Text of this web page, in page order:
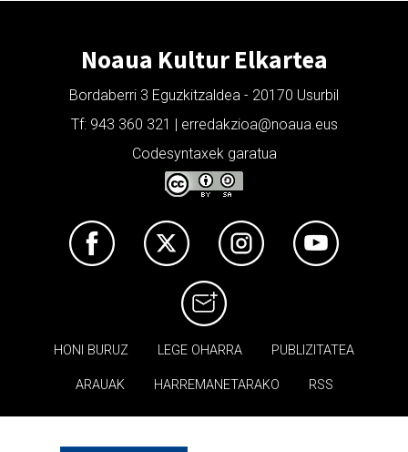
Noaua Kultur Elkartea
Bordaberri 3 Eguzkitzaldea - 20170 Usurbil
Tf: 943 360 321 | erredakzioa@noaua.eus
Codesyntaxek garatua
HONI BURUZ LEGE OHARRA PUBLIZITATEA
ARAUAK HARREMANETARAKO RSS